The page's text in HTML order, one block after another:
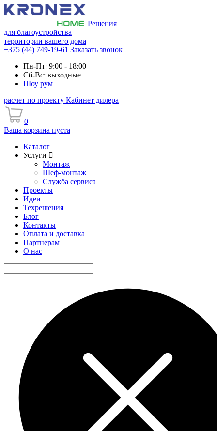
Решения
для благоустройства
территории вашего дома
+375 (44) 749-19-61 Заказать звонок
Пн-Пт: 9:00 - 18:00
Сб-Вс: выходные
Шоу рум
расчет по проекту Кабинет дилера
0
Ваша корзина пуста
Каталог
Услуги
Монтаж
Шеф-монтаж
Служба сервиса
Проекты
Идеи
Техрешения
Блог
Контакты
Оплата и доставка
Партнерам
О нас